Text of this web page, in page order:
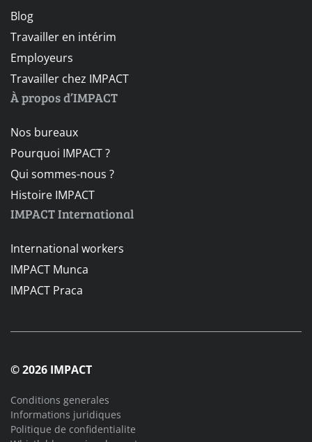
Blog
Travailler en intérim
Employeurs
Travailler chez IMPACT
À propos d’IMPACT
Nos bureaux
Pourquoi IMPACT ?
Qui sommes-nous ?
Histoire IMPACT
IMPACT International
International workers
IMPACT Munca
IMPACT Praca
© 2026 IMPACT
Conditions generales
Informations juridiques
Politique de confidentialite